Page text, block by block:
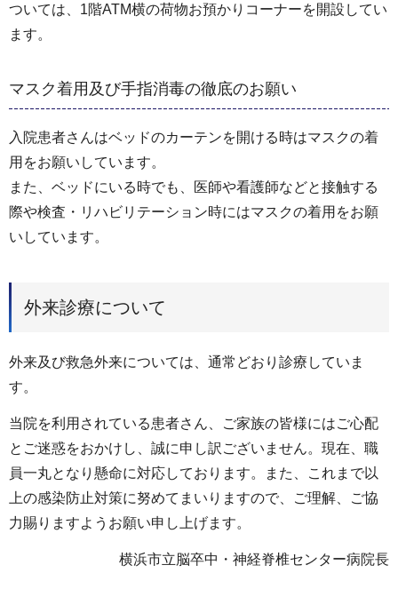
ついては、1階ATM横の荷物お預かりコーナーを開設してい
ます。
マスク着用及び手指消毒の徹底のお願い
入院患者さんはベッドのカーテンを開ける時はマスクの着
用をお願いしています。
また、ベッドにいる時でも、医師や看護師などと接触する
際や検査・リハビリテーション時にはマスクの着用をお願
いしています。
外来診療について
外来及び救急外来については、通常どおり診療していま
す。
当院を利用されている患者さん、ご家族の皆様にはご心配
とご迷惑をおかけし、誠に申し訳ございません。現在、職
員一丸となり懸命に対応しております。また、これまで以
上の感染防止対策に努めてまいりますので、ご理解、ご協
力賜りますようお願い申し上げます。
横浜市立脳卒中・神経脊椎センター病院長